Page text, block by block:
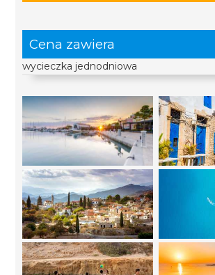
Cena zawiera
wycieczka jednodniowa